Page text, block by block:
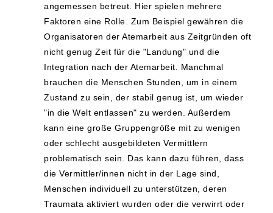
angemessen betreut. Hier spielen mehrere
Faktoren eine Rolle. Zum Beispiel gewähren die
Organisatoren der Atemarbeit aus Zeitgründen oft
nicht genug Zeit für die "Landung" und die
Integration nach der Atemarbeit. Manchmal
brauchen die Menschen Stunden, um in einem
Zustand zu sein, der stabil genug ist, um wieder
"in die Welt entlassen" zu werden. Außerdem
kann eine große Gruppengröße mit zu wenigen
oder schlecht ausgebildeten Vermittlern
problematisch sein. Das kann dazu führen, dass
die Vermittler/innen nicht in der Lage sind,
Menschen individuell zu unterstützen, deren
Traumata aktiviert wurden oder die verwirrt oder